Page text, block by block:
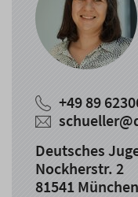
+49 89
Deutsches
Nockherstr. 2
81541 München